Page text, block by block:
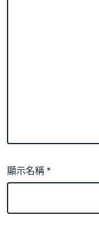
顯示名稱*